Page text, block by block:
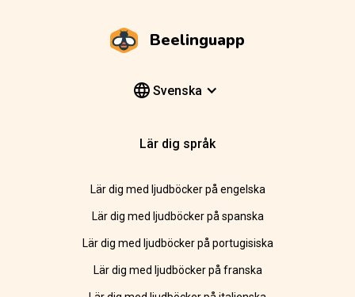
Beelinguapp
Svenska
Lär dig språk
Lär dig med ljudböcker på engelska
Lär dig med ljudböcker på spanska
Lär dig med ljudböcker på portugisiska
Lär dig med ljudböcker på franska